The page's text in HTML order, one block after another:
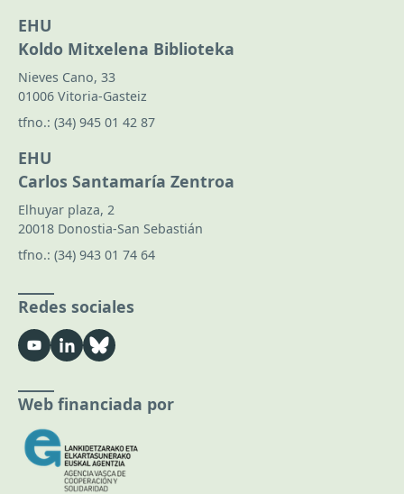
EHU
Koldo Mitxelena Biblioteka
Nieves Cano, 33
01006 Vitoria-Gasteiz
tfno.: (34) 945 01 42 87
EHU
Carlos Santamaría Zentroa
Elhuyar plaza, 2
20018 Donostia-San Sebastián
tfno.: (34) 943 01 74 64
Redes sociales
Web financiada por